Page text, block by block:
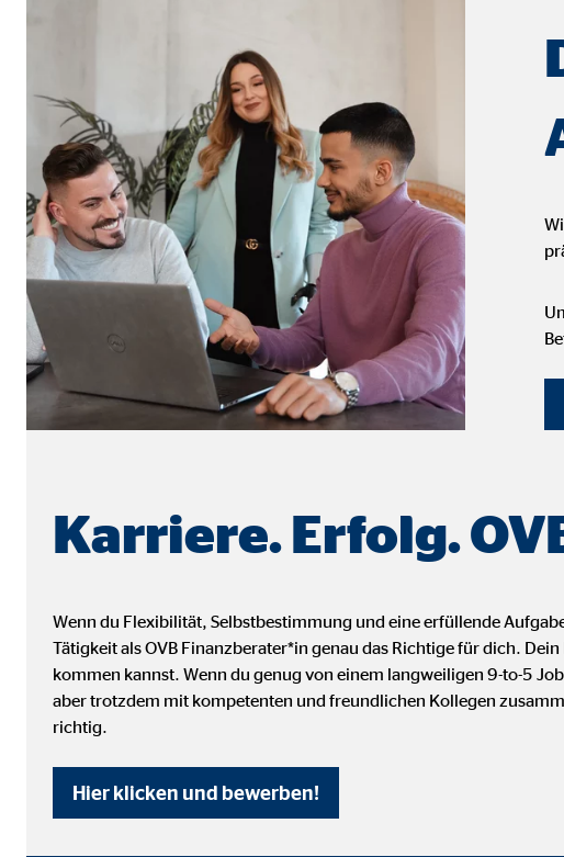
Karriere. Erfolg.
Wenn du Flexibilität, Selbstbestimmung und eine erfüllende
Tätigkeit als OVB Finanzberater*in genau das Richtige für dich.
kommen kannst. Wenn du genug von einem langweiligen 9-to-5
aber trotzdem mit kompetenten und freundlichen Kollegen
richtig.
Hier klicken und bewerben!
Cookie Laufzeit: bis zu 14
Marketing Cookies
Marketing Cookies werden eingesetzt, um personalisierte
Besucher über die Websites hinweg verfolgen.
Facebook Pixel | Empfänger: OVB, Facebook Ireland
Name: _fbp
Anbieter: Facebook
Zweck: Verknüpfung
Name: uid, C
Zweck: ad campaign
Cookie Laufzeit: 2 Monate
Externe Medien
Inhalte von Video- und Kartenplattformen werden beim
willigen Sie auch in die mögliche Übermittlung Ihrer Daten an